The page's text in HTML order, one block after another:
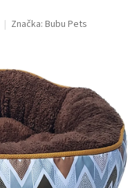
Značka: Bubu Pets